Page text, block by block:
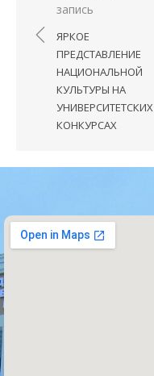
запись
ЯРКОЕ
ПРЕДСТАВЛЕНИЕ
НАЦИОНАЛЬНОЙ
КУЛЬТУРЫ НА
УНИВЕРСИТЕТСКИХ
КОНКУРСАХ